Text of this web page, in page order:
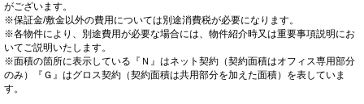
がございます。
※保証金/敷金以外の費用については別途消費税が必要になります。
※各物件により、別途費用が必要な場合には、物件紹介時又は重要事項説明にお
いてご説明いたします。
※面積の箇所に表示している『Ｎ』はネット契約（契約面積はオフィス専用部分
のみ）『Ｇ』はグロス契約（契約面積は共用部分を加えた面積）を表していま
す。